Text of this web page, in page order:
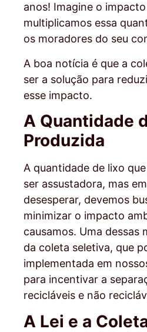
anos! Imagine o
multiplicamos essa
os moradores do seu
A boa notícia é que a
ser a solução para
esse impacto.
A Quantidade
Produzida
A quantidade de lixo
ser assustadora, mas
desesperar, devemos
minimizar o impacto
causamos. Uma dessas
da coleta seletiva, que
implementada em
para incentivar a
recicláveis e não
A Lei e a